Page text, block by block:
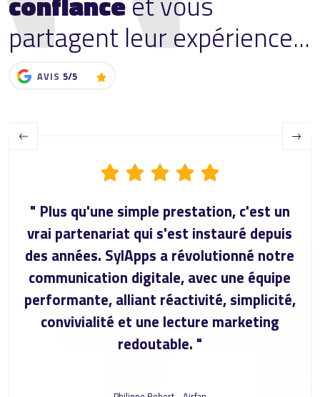
partagent leur expérience...
AVIS 5/5
" Plus qu'une simple prestation, c'est un
vrai partenariat qui s'est instauré depuis
des années. SylApps a révolutionné notre
communication digitale, avec une équipe
performante, alliant réactivité, simplicité,
convivialité et une lecture marketing
redoutable. "